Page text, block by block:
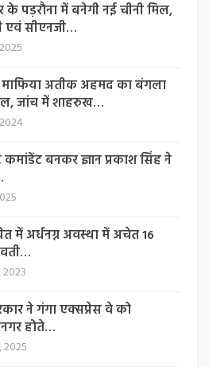
पड़रौना में बनेगी नई चीनी मिल,
एवं सीएनजी…
अतीक अहमद का बंगला
जांच में शाहरुख…
कमांडेंट बनकर ज्ञान प्रकाश सिंह ने
में अर्धनग्न अवस्था में अचेत 16
2023
ने गंगा एक्सप्रेस वे को
होते…
2025